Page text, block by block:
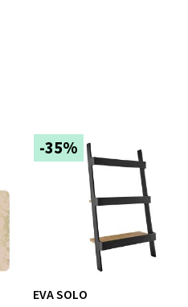
-35%
EVA SOLO
Torget 1,
Åpent i